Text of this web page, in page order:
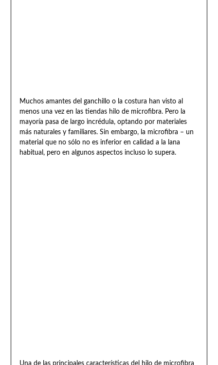
Muchos amantes del ganchillo o la costura han visto al
menos una vez en las tiendas hilo de microfibra. Pero la
mayoría pasa de largo incrédula, optando por materiales
más naturales y familiares. Sin embargo, la microfibra – un
material que no sólo no es inferior en calidad a la lana
habitual, pero en algunos aspectos incluso lo supera.
Una de las principales características del hilo de microfibra